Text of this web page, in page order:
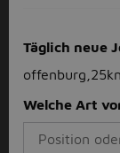
Täglich neue
Welche Art